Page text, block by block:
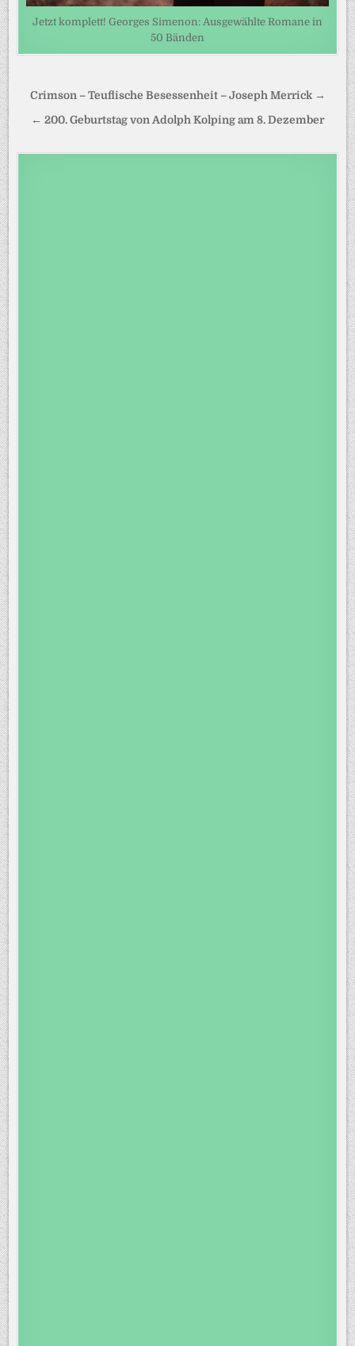
Jetzt komplett! Georges Simenon: Ausgewählte Romane in
50 Bänden
Beitragsnavigation
Crimson – Teuflische Besessenheit – Joseph Merrick →
← 200. Geburtstag von Adolph Kolping am 8. Dezember